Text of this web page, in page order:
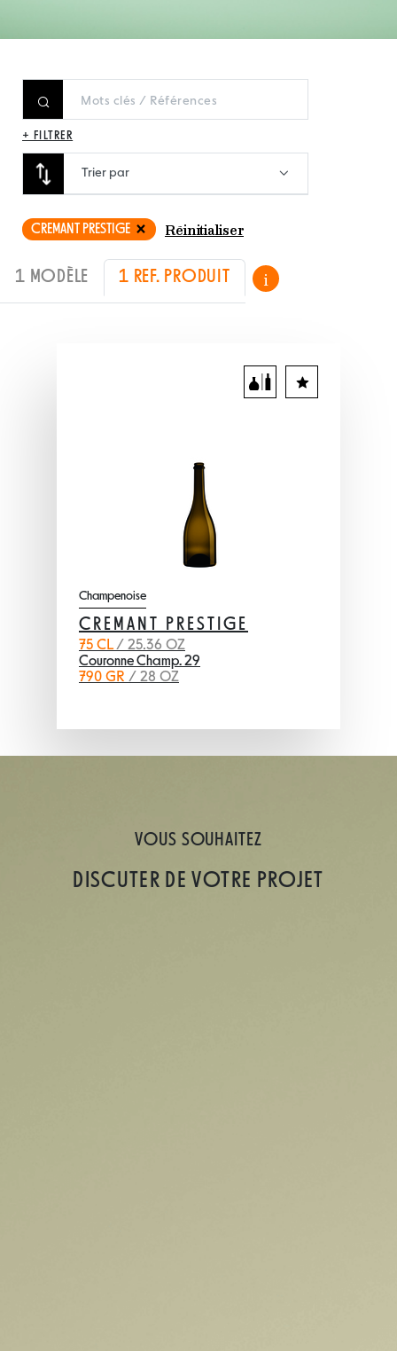
+ FILTRER
Trier par
CREMANT PRESTIGE Réinitialiser
1 MODÈLE 1 REF. PRODUIT i
Champenoise
CREMANT PRESTIGE
75 CL/ 25.36 OZ
Couronne Champ. 29
790 GR / 28 OZ
VOUS SOUHAITEZ
DISCUTER DE VOTRE PROJET